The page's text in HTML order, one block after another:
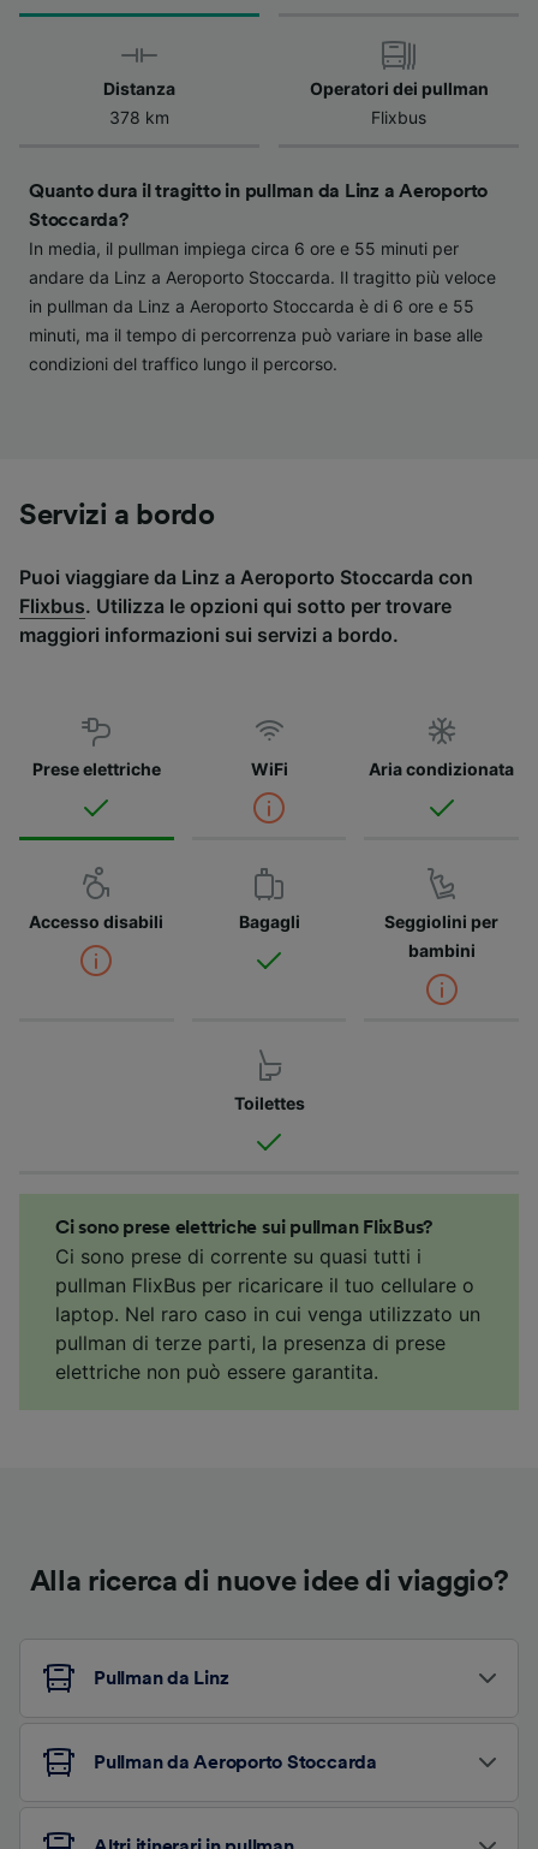
Distanza
378 km
Operatori dei pullman
Flixbus
Quanto dura il tragitto in pullman da Linz a Aeroporto
Stoccarda?
In media, il pullman impiega circa 6 ore e 55 minuti per
andare da Linz a Aeroporto Stoccarda. Il tragitto più veloce
in pullman da Linz a Aeroporto Stoccarda è di 6 ore e 55
minuti, ma il tempo di percorrenza può variare in base alle
condizioni del traffico lungo il percorso.
Servizi a bordo
Puoi viaggiare da Linz a Aeroporto Stoccarda con
Flixbus. Utilizza le opzioni qui sotto per trovare
maggiori informazioni sui servizi a bordo.
Prese elettriche WiFi Aria condizionata
Accesso disabili Bagagli
Seggiolini per
bambini
Toilettes
Ci sono prese elettriche sui pullman FlixBus?
Ci sono prese di corrente su quasi tutti i
pullman FlixBus per ricaricare il tuo cellulare o
laptop. Nel raro caso in cui venga utilizzato un
pullman di terze parti, la presenza di prese
elettriche non può essere garantita.
Alla ricerca di nuove idee di viaggio?
Pullman da Linz
Pullman da Aeroporto Stoccarda
verranno segnalate ai nostri partner e non
influenzeranno i dati sulla navigazione. I tuoi
dati non verranno usati a scopi di
tracciamento se non ci hai fornito il consenso
Noi e i nostri partner trattiamo i dati per
fornire:
Utilizzare dati di geolocalizzazione precisi.
Scansione attiva delle caratteristiche del
dispositivo ai fini dell’identificazione.
Archiviare informazioni su dispositivo e/o
accedervi. Pubblicità e contenuti
personalizzati, misurazione delle prestazioni
dei contenuti e degli annunci, ricerche sul